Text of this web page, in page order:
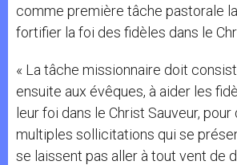
comme première tâche pastorale
fortifier la foi des fidèles dans le
« La tâche missionnaire doit
ensuite aux évêques, à aider les
leur foi dans le Christ Sauveur, pour
multiples sollicitations qui se
se laissent pas aller à tout vent de